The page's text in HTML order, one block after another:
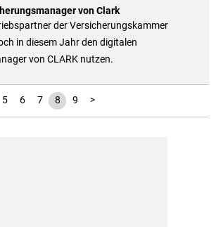
von Clark
der Versicherungskammer
in diesem Jahr den digitalen
von CLARK nutzen.
5 6 7 8 9 >